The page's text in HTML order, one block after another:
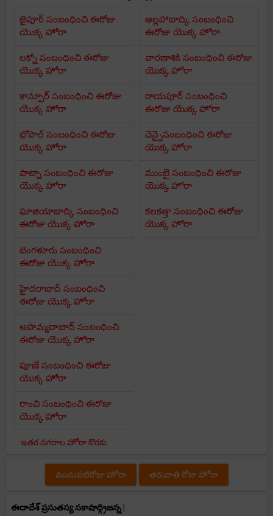
జైపూర్ సంబంధించి ఈరోజు
యొక్క హోరా
లక్నో సంబంధించి ఈరోజు
యొక్క హోరా
కాన్పూర్ సంబంధించి ఈరోజు
యొక్క హోరా
భోపాల్ సంబంధించి ఈరోజు
యొక్క హోరా
పాట్నా సంబంధించి ఈరోజు
యొక్క హోరా
ఘాజియాబాద్కి సంబంధించి
ఈరోజు యొక్క హోరా
అల్లహాబాద్కి సంబంధించి
ఈరోజు యొక్క హోరా
వారణాశికి సంబంధించి ఈరోజు
యొక్క హోరా
రాయపూర్ సంబంధించి
ఈరోజు యొక్క హోరా
చెన్నైసంబంధించి ఈరోజు
యొక్క హోరా
ముంబై సంబంధించి ఈరోజు
యొక్క హోరా
కలకత్తా సంబంధించి ఈరోజు
యొక్క హోరా
బెంగళూరు సంబంధించి
ఈరోజు యొక్క హోరా
హైదరాబాద్ సంబంధించి
ఈరోజు యొక్క హోరా
అహమ్మదాబాద్ సంబంధించి
ఈరోజు యొక్క హోరా
పూణే సంబంధించి ఈరోజు
యొక్క హోరా
రాంచి సంబంధించి ఈరోజు
యొక్క హోరా
ఇతర నగరాల హోరా కొరకు
మునుపటిరోజు హోరా తరువాతి రోజు హోరా
ఈదాదేశ్ ప్రసుతస్య సకాషాద్గ్రిజన్న |